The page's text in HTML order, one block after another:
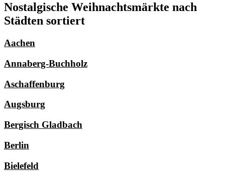
Nostalgische Weihnachtsmärkte nach
Städten sortiert
Aachen
Annaberg-Buchholz
Aschaffenburg
Augsburg
Bergisch Gladbach
Berlin
Bielefeld